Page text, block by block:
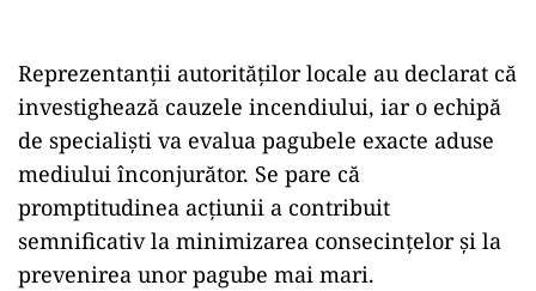
Reprezentanții autorităților locale au declarat că
investighează cauzele incendiului, iar o echipă
de specialiști va evalua pagubele exacte aduse
mediului înconjurător. Se pare că
promptitudinea acțiunii a contribuit
semnificativ la minimizarea consecințelor și la
prevenirea unor pagube mai mari.